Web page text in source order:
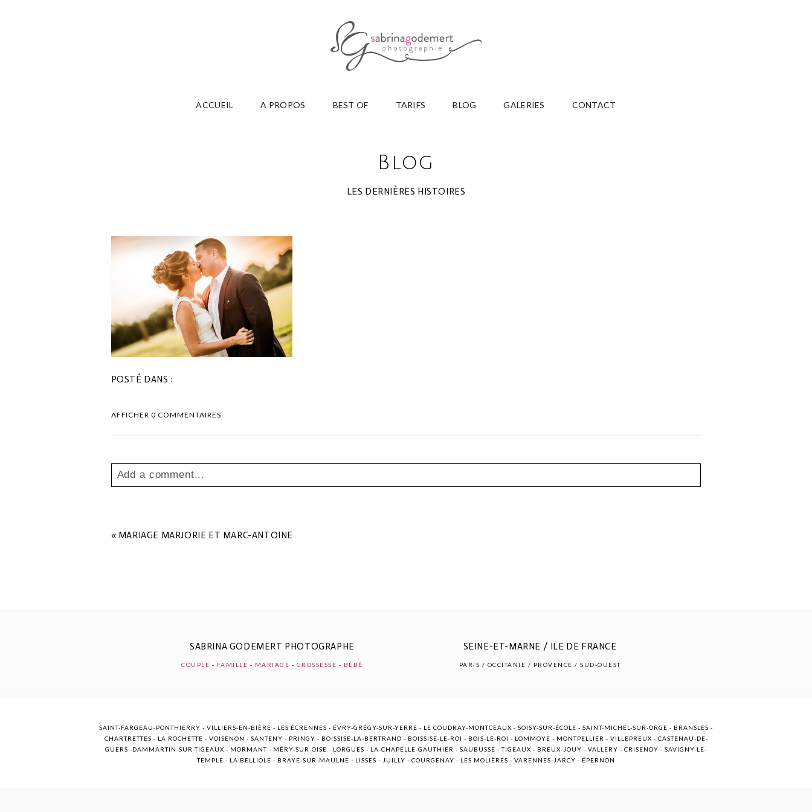
ACCUEIL A PROPOS BEST OF TARIFS BLOG GALERIES CONTACT
Blog
LES DERNIÈRES HISTOIRES
POSTÉ DANS :
AFFICHER0 COMMENTAIRES
Add a comment...
« MARIAGE MARJORIE ET MARC-ANTOINE
SABRINA GODEMERT PHOTOGRAPHE
COUPLE - FAMILLE - MARIAGE - GROSSESSE - BÉBÉ
SEINE-ET-MARNE / ILE DE FRANCE
PARIS / OCCITANIE / PROVENCE / SUD-OUEST
SAINT-FARGEAU-PONTHIERRY - VILLIERS-EN-BIÈRE - LES ÉCRENNES - ÉVRY-GRÉGY-SUR-YERRE - LE COUDRAY-MONTCEAUX - SOISY-SUR-ÉCOLE - SAINT-MICHEL-SUR-ORGE - BRANSLES -
CHARTRETTES - LA ROCHETTE - VOISENON - SANTENY - PRINGY - BOISSISE-LA-BERTRAND - BOISSISE-LE-ROI - BOIS-LE-ROI - LOMMOYE - MONTPELLIER - VILLEPREUX - CASTENAU-DE-
GUERS -DAMMARTIN-SUR-TIGEAUX - MORMANT - MÉRY-SUR-OISE - LORGUES - LA-CHAPELLE-GAUTHIER - SAUBUSSE - TIGEAUX - BREUX-JOUY - VALLERY - CRISENOY - SAVIGNY-LE-
TEMPLE - LA BELLIOLE - BRAYE-SUR-MAULNE - LISSES - JUILLY - COURGENAY - LES MOLIÈRES - VARENNES-JARCY - ÉPERNON